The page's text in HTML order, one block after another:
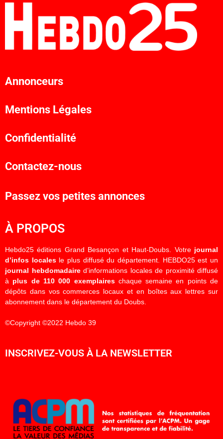
Annonceurs
Mentions Légales
Confidentialité
Contactez-nous
Passez vos petites annonces
À PROPOS
Hebdo25 éditions Grand Besançon et Haut-Doubs. Votre journal
d’infos localesle plus diffusé du département. HEBDO25 est un
journal hebdomadaired’informations locales de proximité diffusé
à plus de 110 000 exemplaireschaque semaine en points de
dépôts dans vos commerces locaux et en boîtes aux lettres sur
abonnement dans le département du Doubs.
©Copyright ©2022 Hebdo 39
INSCRIVEZ-VOUS À LA NEWSLETTER